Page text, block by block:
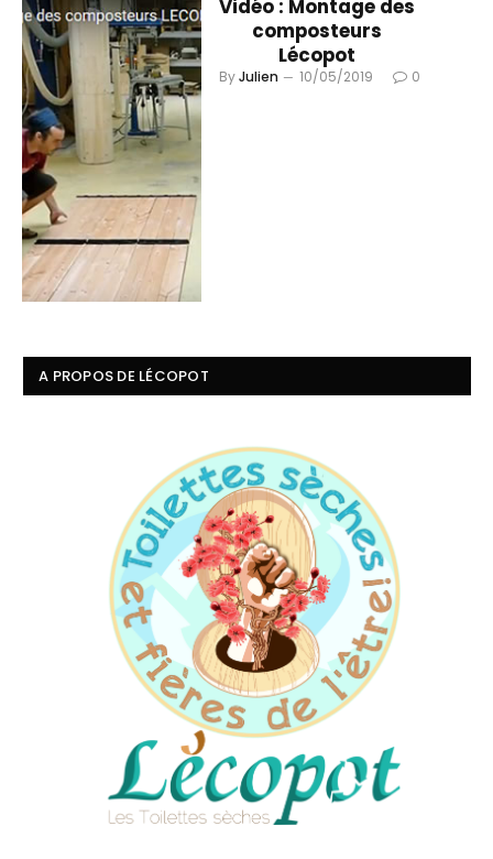
Vidéo : Montage des
composteurs
Lécopot
ByJulien 10/05/2019 0
A PROPOS DE LÉCOPOT